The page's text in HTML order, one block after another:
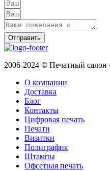
Отправить
2006-2024 © Печатный
О компании
Доставка
Блог
Контакты
Цифровая печать
Печати
Визитки
Полиграфия
Штампы
Офсетная печать